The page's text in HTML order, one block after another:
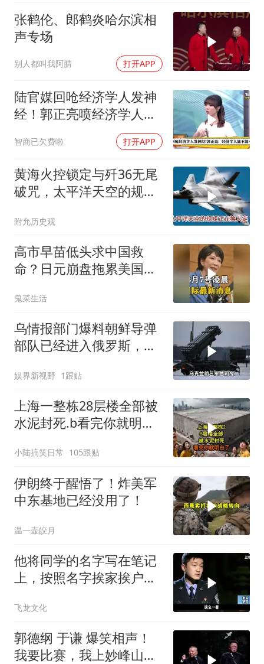
张鹤伦、郎鹤炎哈尔滨相
声专场
别人都叫我阿腈 打开APP
陆官媒回呛经济学人发神
经！郭正亮喷经济学人能
智商已欠费啦 打开APP
黄海火控锁定与歼36无尾
破咒，太平洋天空的规矩
附允历史观
高市早苗低头求中国救
命？日元崩盘拖累美国下
鬼菜生活
乌情报部门爆料朝鲜导弹
部队已经进入俄罗斯，乌
娱界新视野 1跟贴
上海一整栋28层楼全部被
水泥封死.b看完你就明白
小陆搞笑日常 105跟贴
伊朗终于醒悟了！炸美军
中东基地已经没用了！
温一壶皎月
他将同学的名字写在笔记
上，按照名字挨家挨户去
飞龙文化
郭德纲 于谦 爆笑相声！
我要比赛，我上妙峰山干